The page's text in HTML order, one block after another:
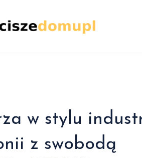
w stylu
z swobodą